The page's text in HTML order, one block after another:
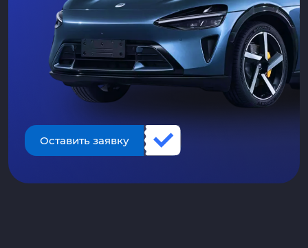
Оставить заявку